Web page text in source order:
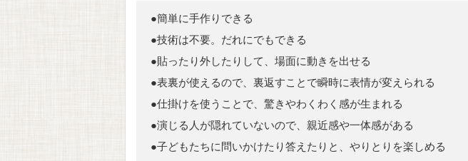
●簡単に手作りできる
●技術は不要。だれにでもできる
●貼ったり外したりして、場面に動きを出せる
●表裏が使えるので、裏返すことで瞬時に表情が変えられる
●仕掛けを使うことで、驚きやわくわく感が生まれる
●演じる人が隠れていないので、親近感や一体感がある
●子どもたちに問いかけたり答えたりと、やりとりを楽しめる